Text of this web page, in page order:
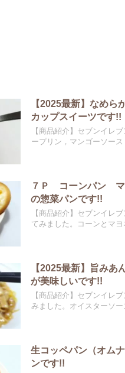
【2025最新】なめ
カップスイーツです!!
【商品紹介】セブンイレ
ープリン，マンゴーソー
７Ｐ コーンパン マ
の惣菜パンです!!
【商品紹介】セブンイ
てみました。コーンとマ
【2025最新】旨み
が美味しいです!!
【商品紹介】セブンイレ
みました。オイスターソ
生コッペパン（オム
ンです!!